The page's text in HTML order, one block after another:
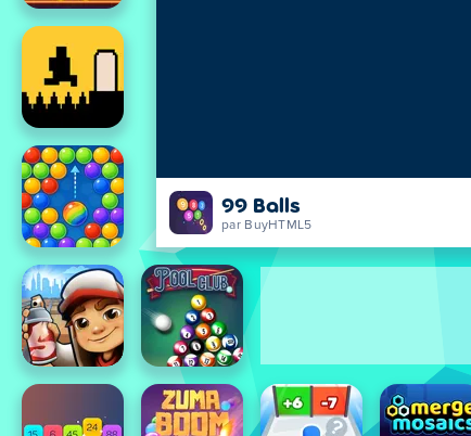
99 Balls
par BuyHTML5